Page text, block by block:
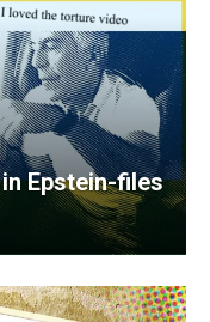
Epstein-files